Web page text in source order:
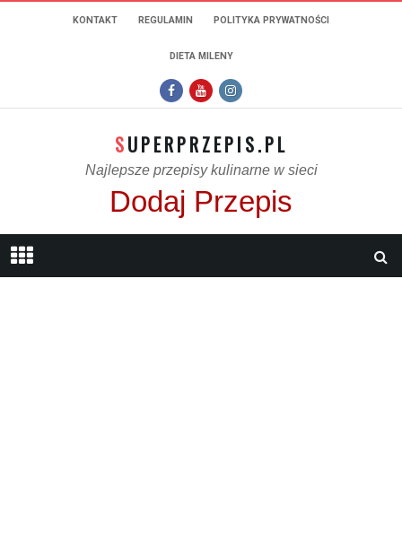
KONTAKT REGULAMIN POLITYKA PRYWATNOŚCI
DIETA MILENY
SUPERPRZEPIS.PL
Najlepsze przepisy kulinarne w sieci
Dodaj Przepis